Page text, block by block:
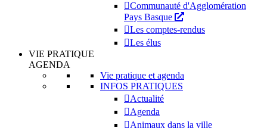
Communauté d'Agglomération
Pays Basque
Les comptes-rendus
Les élus
VIE PRATIQUE
AGENDA
Vie pratique et agenda
INFOS PRATIQUES
Actualité
Agenda
Animaux dans la ville